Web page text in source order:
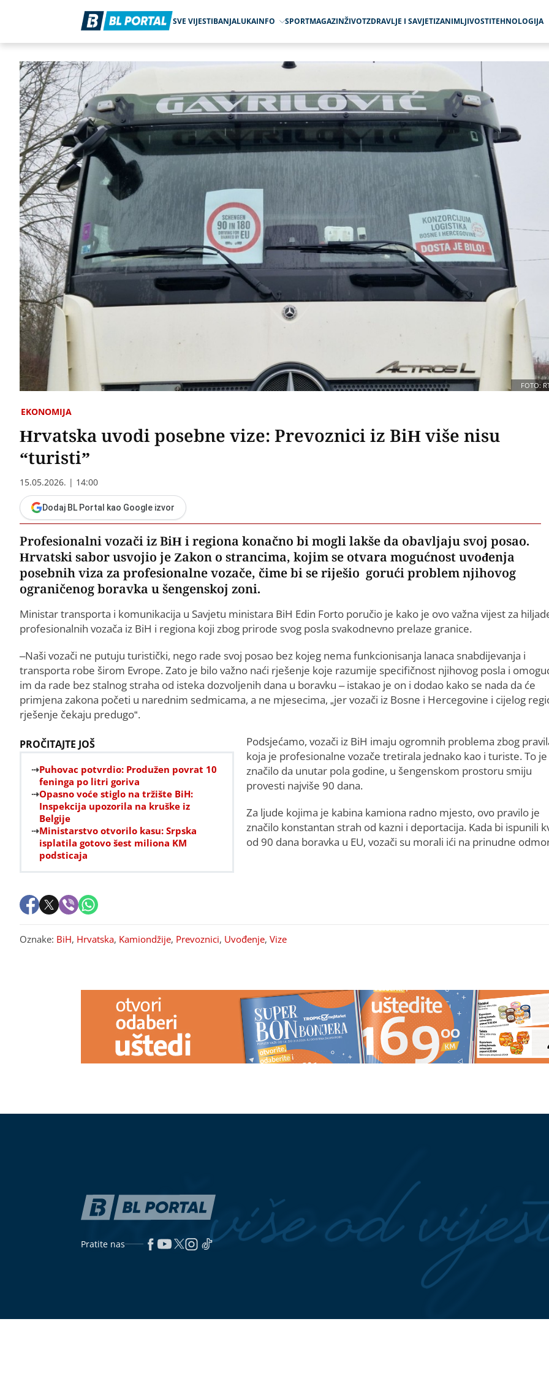
SVE VIJESTIBANJALUKAINFO SPORTMAGAZINŽIVOTZDRAVLJE I SAVJETIZANIMLJIVOSTITEHNOLOGIJA
FOTO:
EKONOMIJA
Hrvatska uvodi posebne vize: Prevoznici iz BiH više nisu
“turisti”
15.05.2026. | 14:00
Dodaj BL Portal kao Google izvor
Profesionalni vozači iz BiH i regiona konačno bi mogli lakše da obavljaju svoj posao.
Hrvatski sabor usvojio je Zakon o strancima, kojim se otvara mogućnost uvođenja
posebnih viza za profesionalne vozače, čime bi se riješio gorući problem njihovog
ograničenog boravka u šengenskoj zoni.
Ministar transporta i komunikacija u Savjetu ministara BiH Edin Forto poručio je kako je ovo važna vijest za
profesionalnih vozača iz BiH i regiona koji zbog prirode svog posla svakodnevno prelaze granice.
–Naši vozači ne putuju turistički, nego rade svoj posao bez kojeg nema funkcionisanja lanaca snabdijevanja i
transporta robe širom Evrope. Zato je bilo važno naći rješenje koje razumije specifičnost njihovog posla i
im da rade bez stalnog straha od isteka dozvoljenih dana u boravku – istakao je on i dodao kako se nada da će
primjena zakona početi u narednim sedmicama, a ne mjesecima, „jer vozači iz Bosne i Hercegovine i cijelog
rješenje čekaju predugo“.
PROČITAJTE JOŠ
Puhovac potvrdio: Produžen povrat 10
feninga po litri goriva
Opasno voće stiglo na tržište BiH:
Inspekcija upozorila na kruške iz
Belgije
Ministarstvo otvorilo kasu: Srpska
isplatila gotovo šest miliona KM
podsticaja
Podsjećamo, vozači iz BiH imaju ogromnih problema zbog
koja je profesionalne vozače tretirala jednako kao i turiste. To je
značilo da unutar pola godine, u šengenskom prostoru smiju
provesti najviše 90 dana.
Za ljude kojima je kabina kamiona radno mjesto, ovo pravilo je
značilo konstantan strah od kazni i deportacija. Kada bi ispunili
od 90 dana boravka u EU, vozači su morali ići na prinudne
Oznake: BiH, Hrvatska, Kamiondžije, Prevoznici, Uvođenje, Vize
cijele 2026. godine
METEOALARM zbog paklenih
Redžepova usvajala samo
(VIDEO) "OTIŠAO JE PRERANO"
Dodik obišao grob Bobana
(VIDEO)"Stanija, da nemaš možda
sutlijaš?" Jedno pitanje potpuno
"Nisi bio na njenom koncertu
NIJE PALA" Lepa Brena pala na
koncertu u Budvi nakon kultnog
zamaha nogom